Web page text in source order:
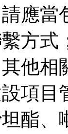
應當
方式
他相
項目
酯